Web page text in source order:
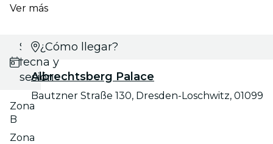
Ver más
Selecciona
fecha y
sesión
Zona
B
Zona
¿Cómo llegar?
Albrechtsberg Palace
Bautzner Straße 130, Dresden-Loschwitz, 01099